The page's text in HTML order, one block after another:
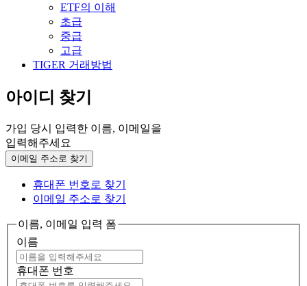
ETF의 이해
초급
중급
고급
TIGER 거래방법
아이디 찾기
가입 당시 입력한 이름, 이메일을
입력해주세요
이메일 주소로 찾기
휴대폰 번호로 찾기
이메일 주소로 찾기
이름, 이메일 입력 폼
이름
휴대폰 번호